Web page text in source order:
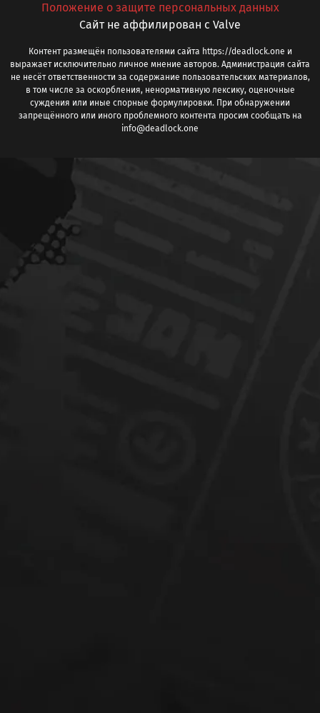
Положение о защите персональных данных
Cайт не аффилирован с Valve
Контент размещён пользователями сайта https://deadlock.one и
выражает исключительно личное мнение авторов. Администрация сайта
не несёт ответственности за содержание пользовательских материалов,
в том числе за оскорбления, ненормативную лексику, оценочные
суждения или иные спорные формулировки. При обнаружении
запрещённого или иного проблемного контента просим сообщать на
info@deadlock.one